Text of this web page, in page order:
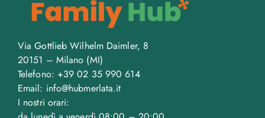
Via Gottlieb Wilhelm Daimler, 8
20151 – Milano (MI)
Telefono: +39 02 35 990 614
Email: info@hubmerlata.it
I nostri orari: